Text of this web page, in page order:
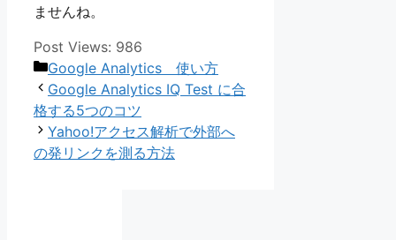
ませんね。
Post Views: 986
カ
テ
ゴ
リ
ー
Google Analytics 使い方
Google Analytics IQ Test に合
格する5つのコツ
Yahoo!アクセス解析で外部へ
の発リンクを測る方法